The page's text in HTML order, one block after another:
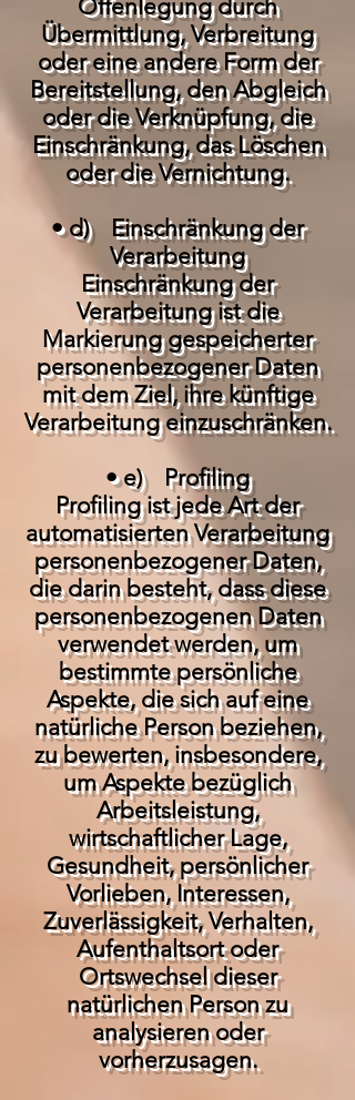
Offenlegung durch
Übermittlung, Verbreitung
oder eine andere Form der
Bereitstellung, den Abgleich
oder die Verknüpfung, die
Einschränkung, das Löschen
oder die Vernichtung.
• d) Einschränkung der
Verarbeitung
Einschränkung der
Verarbeitung ist die
Markierung gespeicherter
personenbezogener Daten
mit dem Ziel, ihre künftige
Verarbeitung einzuschränken.
• e) Profiling
Profiling ist jede Art der
automatisierten Verarbeitung
personenbezogener Daten,
die darin besteht, dass diese
personenbezogenen Daten
verwendet werden, um
bestimmte persönliche
Aspekte, die sich auf eine
natürliche Person beziehen,
zu bewerten, insbesondere,
um Aspekte bezüglich
Arbeitsleistung,
wirtschaftlicher Lage,
Gesundheit, persönlicher
Vorlieben, Interessen,
Zuverlässigkeit, Verhalten,
Aufenthaltsort oder
Ortswechsel dieser
natürlichen Person zu
analysieren oder
vorherzusagen.